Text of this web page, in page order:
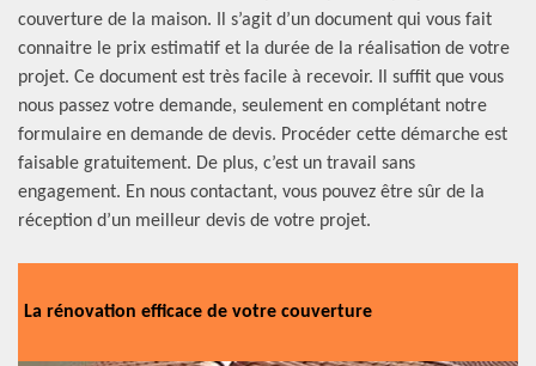
couverture de la maison. Il s’agit d’un document qui vous fait
connaitre le prix estimatif et la durée de la réalisation de votre
projet. Ce document est très facile à recevoir. Il suffit que vous
nous passez votre demande, seulement en complétant notre
formulaire en demande de devis. Procéder cette démarche est
faisable gratuitement. De plus, c’est un travail sans
engagement. En nous contactant, vous pouvez être sûr de la
réception d’un meilleur devis de votre projet.
La rénovation efficace de votre couverture